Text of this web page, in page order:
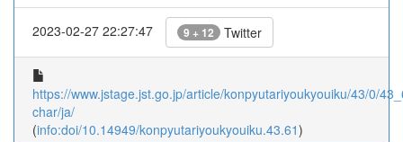
2023-02-27 22:27:47 9 + 12 Twitter
https://www.jstage.jst.go.jp/article/konpyutariyoukyouiku/43/0/
char/ja/
(info:doi/10.14949/konpyutariyoukyouiku.43.61)